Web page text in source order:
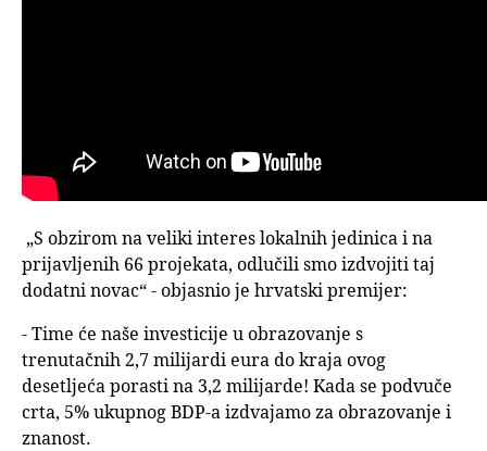
„S obzirom na veliki interes lokalnih jedinica i na
prijavljenih 66 projekata, odlučili smo izdvojiti taj
dodatni novac“ - objasnio je hrvatski premijer:
- Time će naše investicije u obrazovanje s
trenutačnih 2,7 milijardi eura do kraja ovog
desetljeća porasti na 3,2 milijarde! Kada se podvuče
crta, 5% ukupnog BDP-a izdvajamo za obrazovanje i
znanost.